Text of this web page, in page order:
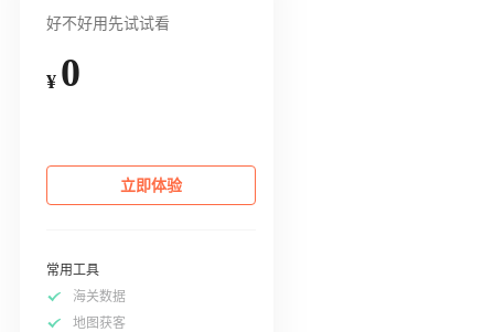
好不好用先试试看
¥ 0
立即体验
常用工具
海关数据
地图获客